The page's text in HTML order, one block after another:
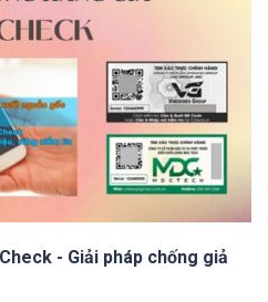
- Giải pháp chống giả